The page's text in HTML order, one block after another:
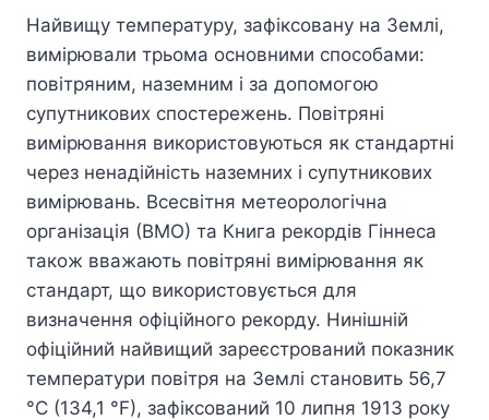
Найвищу температуру, зафіксовану на Землі,
вимірювали трьома основними способами:
повітряним, наземним і за допомогою
супутникових спостережень. Повітряні
вимірювання використовуються як стандартні
через ненадійність наземних і супутникових
вимірювань. Всесвітня метеорологічна
організація (ВМО) та Книга рекордів Гіннеса
також вважають повітряні вимірювання як
стандарт, що використовується для
визначення офіційного рекорду. Нинішній
офіційний найвищий зареєстрований показник
температури повітря на Землі становить 56,7
°C (134,1 °F), зафіксований 10 липня 1913 року